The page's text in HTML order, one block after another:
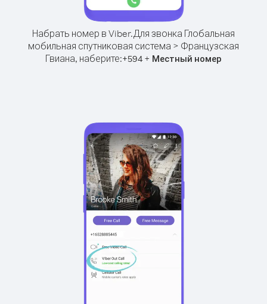
Набрать номер в Viber.Для звонка Глобальная
мобильная спутниковая система > Французская
Гвиана, наберите:+594 + Местный номер